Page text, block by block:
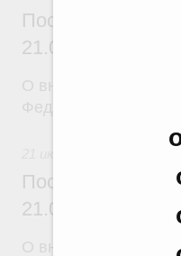
Постановление
21.07.2026 г. №
О внесении
Федерации от 30
Постановление
21.07.2026 г. №
О внесении